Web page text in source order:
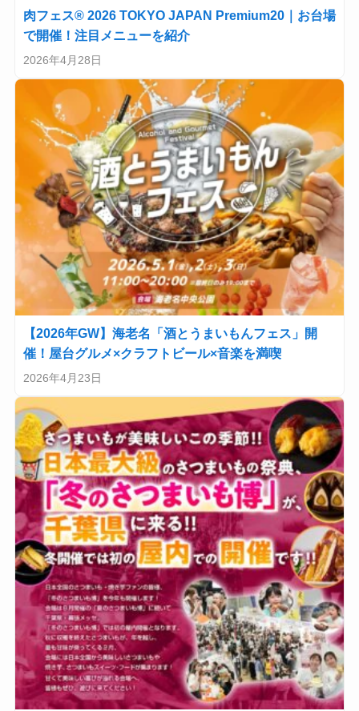
肉フェス® 2026 TOKYO JAPAN Premium20｜お台場
で開催！注目メニューを紹介
2026年4月28日
【2026年GW】海老名「酒とうまいもんフェス」開
催！屋台グルメ×クラフトビール×音楽を満喫
2026年4月23日